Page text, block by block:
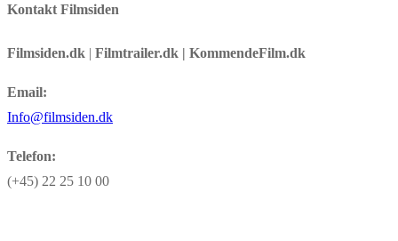
Kontakt Filmsiden
Filmsiden.dk | Filmtrailer.dk | KommendeFilm.dk
Email:
Info@filmsiden.dk
Telefon:
(+45) 22 25 10 00